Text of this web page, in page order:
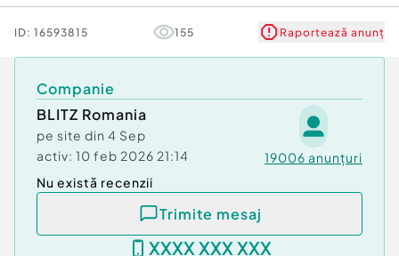
Puncte forte:
Terenul este proprietate, oferind stabilitate și
posibilități de extindere sau investiție
Pentru mai multe detalii și programări la vizionare,
nu ezitați să ne contactați!
Cod ofertă / ID BLITZ: P151162
Id intern: P151162
Suprafaţă totală: 40 m²
ID: 16593815 155 Raportează anunț
Companie
BLITZ Romania
pe site din 4 Sep
activ: 10 feb 2026 21:14 19006 anunțuri
Nu există recenzii
Trimite mesaj
XXXX XXX XXX